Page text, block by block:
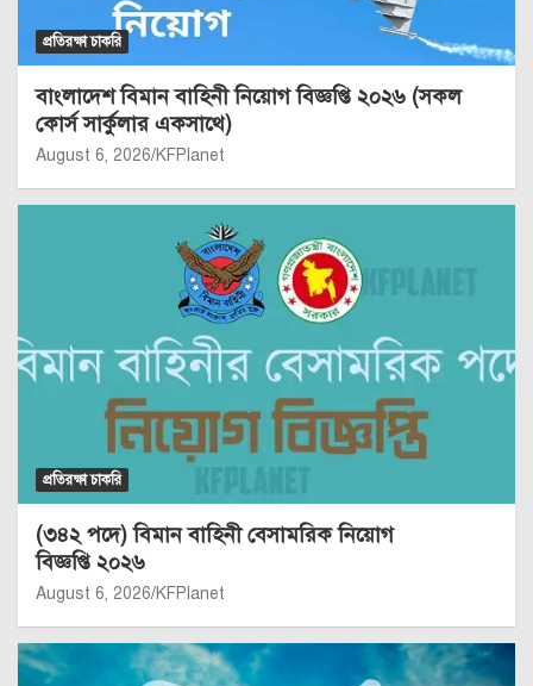
প্রতিরক্ষা চাকরি
বাংলাদেশ বিমান বাহিনী নিয়োগ বিজ্ঞপ্তি ২০২৬ (সকল
কোর্স সার্কুলার একসাথে)
August 6, 2026 KFPlanet
প্রতিরক্ষা চাকরি
(৩৪২ পদে) বিমান বাহিনী বেসামরিক নিয়োগ
বিজ্ঞপ্তি ২০২৬
August 6, 2026 KFPlanet